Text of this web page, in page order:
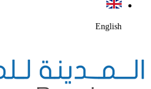
English